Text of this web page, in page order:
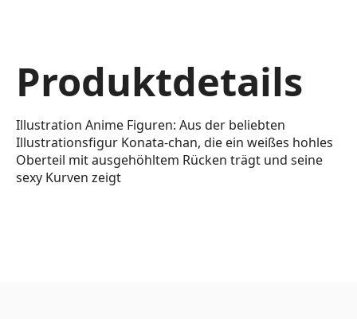
Produktdetails
Illustration Anime Figuren: Aus der beliebten
Illustrationsfigur Konata-chan, die ein weißes hohles
Oberteil mit ausgehöhltem Rücken trägt und seine
sexy Kurven zeigt